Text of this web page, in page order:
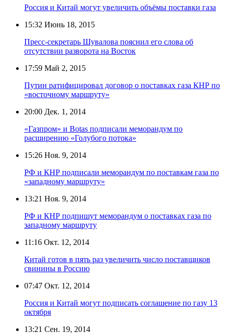
Россия и Китай могут увеличить объёмы поставки газа
15:32 Июнь 18, 2015
Пресс-секретарь Шувалова пояснил его слова об
отсутствии разворота на Восток
17:59 Май 2, 2015
Путин ратифицировал договор о поставках газа КНР по
«восточному маршруту»
20:00 Дек. 1, 2014
«Газпром» и Botas подписали меморандум по
расширению «Голубого потока»
15:26 Ноя. 9, 2014
РФ и КНР подписали меморандум по поставкам газа по
«западному маршруту»
13:21 Ноя. 9, 2014
РФ и КНР подпишут меморандум о поставках газа по
западному маршруту
11:16 Окт. 12, 2014
Китай готов в пять раз увеличить число поставщиков
свинины в Россию
07:47 Окт. 12, 2014
Россия и Китай могут подписать соглашение по газу 13
октября
13:21 Сен. 19, 2014